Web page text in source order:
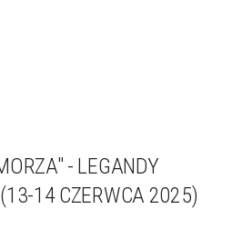
- LEGANDY
14 CZERWCA 2025)